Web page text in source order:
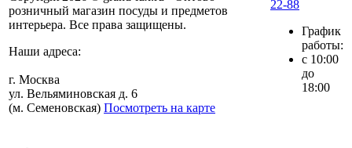
розничный магазин посуды и предметов
интерьера. Все права защищены.
Наши адреса:
г. Москва
ул. Вельяминовская д. 6
(м. Семеновская) Посмотреть на карте
22-88
График
работы:
с 10:00
до
18:00